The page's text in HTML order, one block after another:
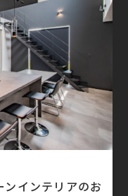
インテリアのお